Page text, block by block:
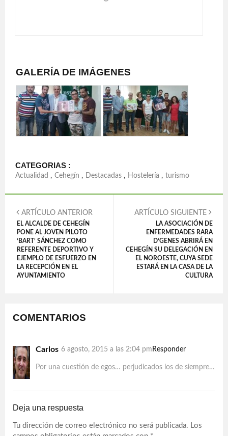
GALERÍA DE IMÁGENES
CATEGORIAS :
Actualidad , Cehegín , Destacadas , Hostelería , turismo
ARTÍCULO ANTERIOR
EL ALCALDE DE CEHEGÍN
PONE AL JOVEN PILOTO
‘BART’ SÁNCHEZ COMO
REFERENTE DEPORTIVO Y
EJEMPLO DE ESFUERZO EN
LA RECEPCIÓN EN EL
AYUNTAMIENTO
ARTÍCULO SIGUIENTE
LA ASOCIACIÓN DE
ENFERMEDADES RARA
D’GENES ABRIRÁ EN
CEHEGÍN SU DELEGACIÓN EN
EL NOROESTE, CUYA SEDE
ESTARÁ EN LA CASA DE LA
CULTURA
COMENTARIOS
Carlos 6 agosto, 2015 a las 2:04 pm Responder
Por una cuestión de egos… perjudicados los de siempre…
Deja una respuesta
Tu dirección de correo electrónico no será publicada. Los